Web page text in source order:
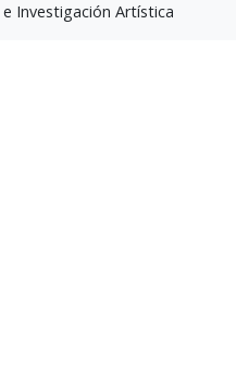
Investigación Artística